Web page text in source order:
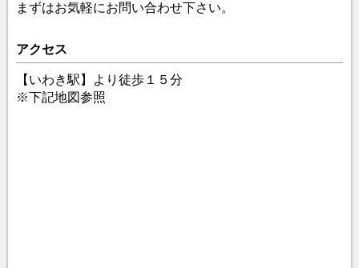
まずはお気軽にお問い合わせ下さい。
アクセス
【いわき駅】より徒歩１５分
※下記地図参照